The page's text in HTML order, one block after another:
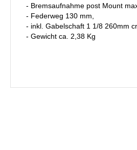
- Bremsaufnahme post Mount
- Federweg 130 mm,
- inkl. Gabelschaft 1 1/8 260mm
- Gewicht ca. 2,38 Kg